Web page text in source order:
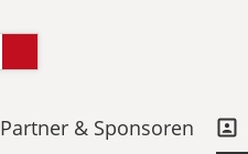
Partner & Sponsoren